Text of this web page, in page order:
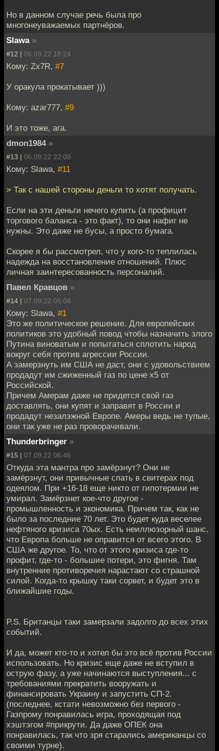
Но в данном случае речь была про
многонеуважаемых партнёров.
Slawa »
#12 | 06.09.22 18:24
Кому: Zx7R, #7
У оракула прокатывает )))
Кому: azar777, #9
И это тоже, ага.
dmon1984 »
#13 | 06.09.22 22:09
Кому: Slawa, #11
> Так с нашей стороны деньги то хотят получать.
Если на эти деньги нечего купить (а профицит
торгового баланса - это факт), то они нафиг не
нужны. Это даже не бусы, а просто бумага.
Скорее я бы рассмотрел, что у кого-то теплилась
надежда на восстановление отношений. Плюс
личная заинтересованность персоналий.
Павел Кравцов »
#14 | 07.09.22 05:08
Кому: Slawa, #1
Это же политическое решение. Для европейских
политиков это удобный повод чтобы назначить злого
Путина виноватым и попытаться сплотить народ
вокруг себя против агрессии России.
А замерзнуть им США не даст, они с удовольствием
продадут им сжиженный газ по цене х5 от
Российской.
Причем Амерам даже не придется свой газ
доставлять, они купят и заправят в России и
продадут незалэжной Европе. Амеры ведь не тупые,
они так уже не раз проворачивали.
Thunderbringer »
#15 | 07.09.22 06:46
Откуда эта мантра про замёрзнут? Они не
замёрзнут, они привычные спать в свитерах под
одеялом. При +16-18 еще никто от гипотермии не
умирал. Замёрзнет кое-что другое -
промышленность и экономика. Причем так, как не
было за последние 70 лет. Это будет куда веселее
нефтяного кризиса 70ых. Есть неиллюзорный шанс,
что Европа больше не оправится от всего этого. В
США же другое. То, что от этого кризиса где-то
профит, где-то - большие потери, это фигня. Там
внутренние противоречия нарастают со страшной
силой. Когда-то крышку таки сорвет, и будет это в
ближайшие годы.
P.S. Британцы таки замерзали задолго до всех этих
событий.
И да, может кто-то и хотел бы это всё против России
использовать. Но кризис еще даже не вступил в
острую фазу, а уже начинаются выступления... с
требованиями прекратить вооружать и
финансировать Украину и запустить СП-2.
(последнее, кстати невозможно без первого -
Газпрому понравилась игра, проходящая под
хэштэгом #прикрути. Да даже ОПЕК она
понравилась, так что зря старались американцы со
своими турне).